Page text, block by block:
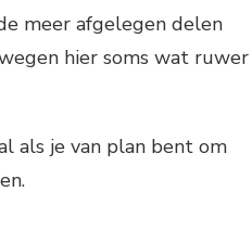
meer afgelegen delen
hier soms wat ruwer
als je van plan bent om